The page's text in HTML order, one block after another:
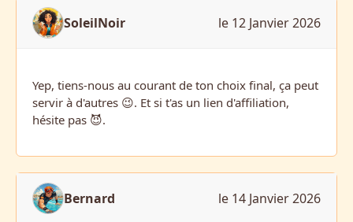
SoleilNoir le 12 Janvier 2026
Yep, tiens-nous au courant de ton choix final, ça peut
servir à d'autres 😉. Et si t'as un lien d'affiliation,
hésite pas 😈.
Bernard le 14 Janvier 2026